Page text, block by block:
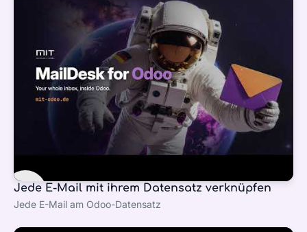
Jede E-Mail mit ihrem Datensatz verknüpfen
Jede E-Mail am Odoo-Datensatz